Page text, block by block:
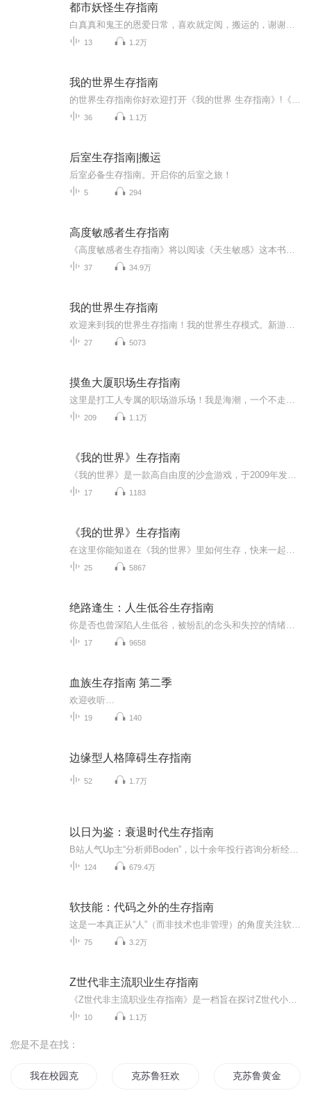
都市妖怪生存指南
13 1.2万
我的世界生存指南
36 1.1万
后室生存指南|搬运
后室必备生存指南。开启你的后室之旅！
5 294
高度敏感者生存指南
37 34.9万
我的世界生存指南
27 5073
摸鱼大厦职场生存指南
209 1.1万
《我的世界》生存指南
17 1183
《我的世界》生存指南
25 5867
绝路逢生：人生低谷生存指南
17 9658
血族生存指南 第二季
欢迎收听…
19 140
边缘型人格障碍生存指南
52 1.7万
以日为鉴：衰退时代生存指南
124 679.4万
软技能：代码之外的生存指南
75 3.2万
Z世代非主流职业生存指南
10 1.1万
您是不是在找：
我在校园克苏鲁 克苏鲁狂欢夜 克苏鲁黄金赞歌